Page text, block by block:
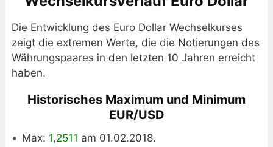
Die Entwicklung des Euro Dollar Wechselkurses
zeigt die extremen Werte, die die Notierungen des
Währungspaares in den letzten 10 Jahren erreicht
haben.
Historisches Maximum und Minimum
EUR/USD
Max: 1,2511 am 01.02.2018.